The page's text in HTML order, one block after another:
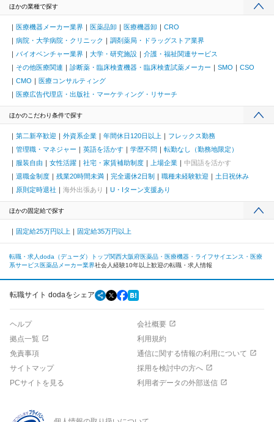
ほかの業種で探す
医療機器メーカー業界 医薬品卸 医療機器卸
CRO
病院・大学病院・クリニック
調剤薬局・ドラッグストア業界
バイオベンチャー業界
大学・研究施設
介護・福祉関連サービス
その他医療関連
診断薬・臨床検査機器・臨床検査試薬メーカー SMO
CSO
CMO
医療コンサルティング
医療広告代理店・出版社・マーケティング・リサーチ
ほかのこだわり条件で探す
第二新卒歓迎 外資系企業 年間休日120日以上
フレックス勤務
管理職・マネジャー
英語を活かす 学歴不問
転勤なし（勤務地限定）
服装自由
女性活躍 社宅・家賃補助制度 上場企業
中国語を活かす
退職金制度
残業20時間未満 完全週休2日制 職種未経験歓迎
土日祝休み
原則定時退社
海外出張あり U・Iターン支援あり
ほかの固定給で探す
固定給25万円以上 固定給35万円以上
転職・求人doda（デューダ）トップ関西大阪府医薬品・医療機器・ライフサイエンス・医療
系サービス 医薬品メーカー業界社会人経験10年以上歓迎の転職・求人情報
転職サイト dodaをシェア
ヘルプ
会社概要
拠点一覧
利用規約
免責事項
通信に関する情報の利用について
サイトマップ
採用を検討中の方へ
PCサイトを見る
利用者データの外部送信